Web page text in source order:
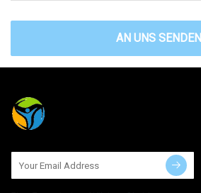
AN UNS SENDEN